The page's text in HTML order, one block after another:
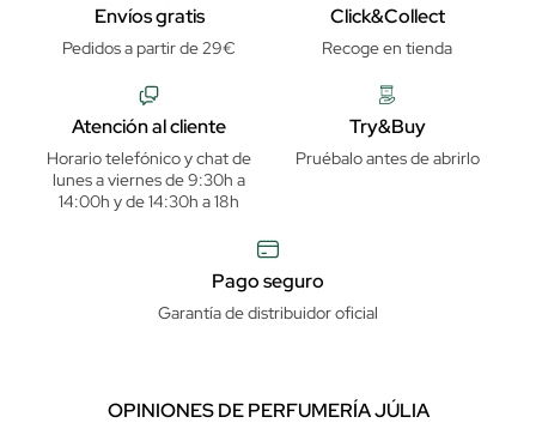
Envíos gratis
Pedidos a partir de 29€
Click&Collect
Recoge en tienda
Atención al cliente
Horario telefónico y chat de
lunes a viernes de 9:30h a
14:00h y de 14:30h a 18h
Try&Buy
Pruébalo antes de abrirlo
Pago seguro
Garantía de distribuidor oficial
OPINIONES DE PERFUMERÍA JÚLIA